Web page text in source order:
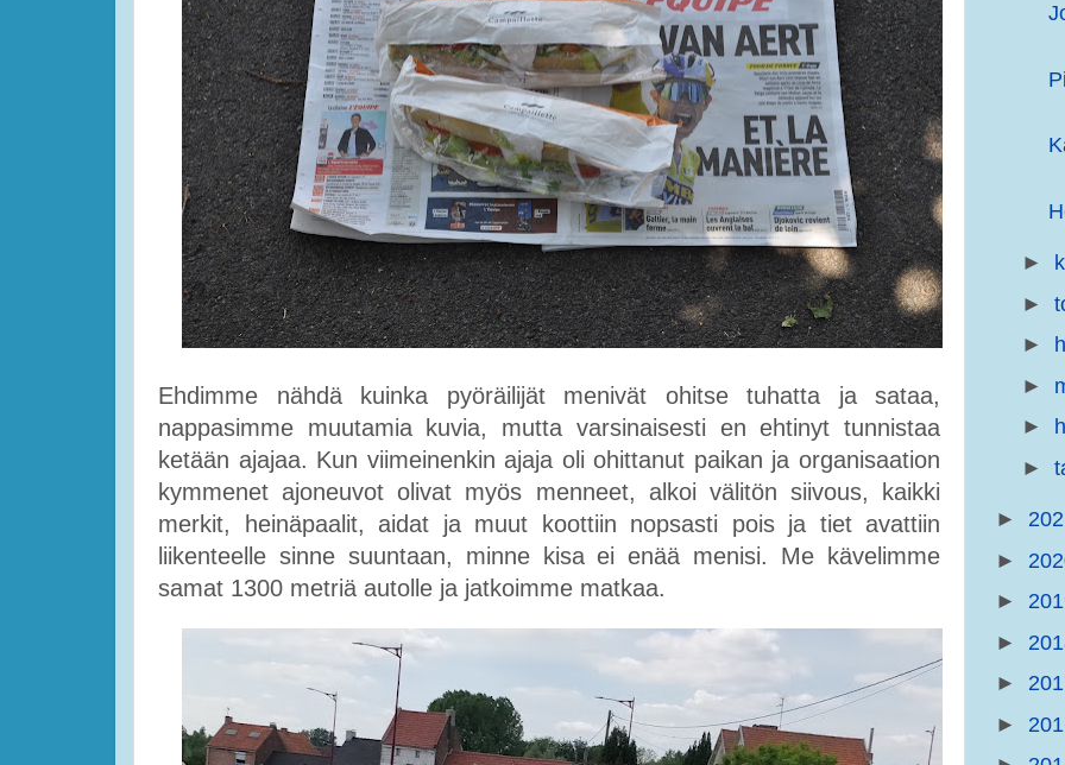
Ehdimme nähdä kuinka pyöräilijät menivät ohitse tuhatta ja sataa,
nappasimme muutamia kuvia, mutta varsinaisesti en ehtinyt tunnistaa
ketään ajajaa. Kun viimeinenkin ajaja oli ohittanut paikan ja organisaation
kymmenet ajoneuvot olivat myös menneet, alkoi välitön siivous, kaikki
merkit, heinäpaalit, aidat ja muut koottiin nopsasti pois ja tiet avattiin
liikenteelle sinne suuntaan, minne kisa ei enää menisi. Me kävelimme
samat 1300 metriä autolle ja jatkoimme matkaa.
►
►
►
►
►
►
►
►
►
►
►
►